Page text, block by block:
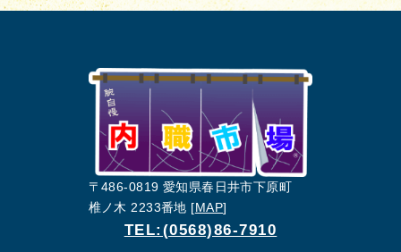
〒486-0819 愛知県春日井市下原町
椎ノ木 2233番地 [MAP]
TEL:(0568)86-7910